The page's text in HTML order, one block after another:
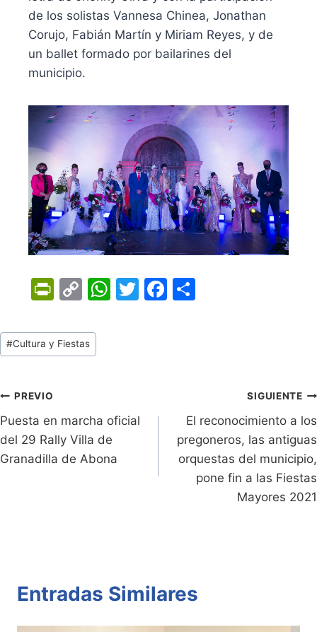
de los solistas Vannesa Chinea, Jonathan
Corujo, Fabián Martín y Miriam Reyes, y de
un ballet formado por bailarines del
municipio.
Pr
tF
ri
dl
y
C
p
y
k
W
p
T
F
k
Tags
de
#Cultura y Fiestas
Navegación
de
entradas
PREVIO
Puesta en marcha oficial
del 29 Rally Villa de
Granadilla de Abona
SIGUIENTE
El reconocimiento a los
pregoneros, las antiguas
orquestas del municipio,
pone fin a las Fiestas
Mayores 2021
Entradas Similares